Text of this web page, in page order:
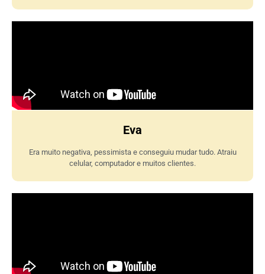
Eva
Era muito negativa, pessimista e conseguiu mudar tudo. Atraiu
celular, computador e muitos clientes.